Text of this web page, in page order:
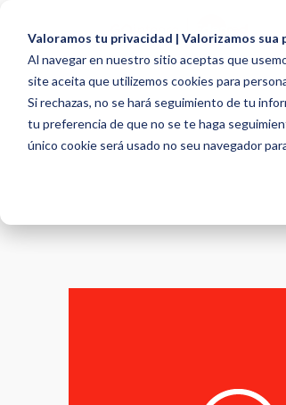
Valoramos tu privacidad | Valorizamos sua
Al navegar en nuestro sitio aceptas que
site aceita que utilizemos cookies para
Si rechazas, no se hará seguimiento de tu
tu preferencia de que no se te haga
único cookie será usado no seu navegador